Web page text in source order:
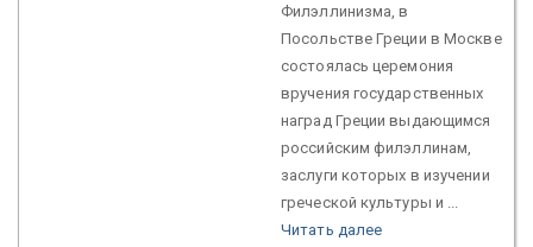
Филэллинизма, в
Посольстве Греции в Москве
состоялась церемония
вручения государственных
наград Греции выдающимся
российским филэллинам,
заслуги которых в изучении
греческой культуры и ...
Читать далее